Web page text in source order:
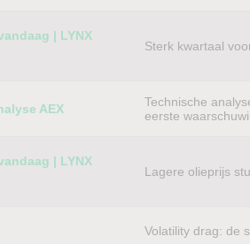
| LYNX
Sterk kwartaal
AEX
Technische
eerste
| LYNX
Lagere olieprijs
Volatility drag: de